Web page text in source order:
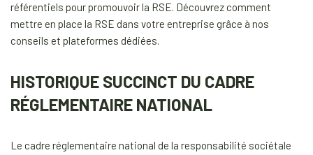
référentiels pour promouvoir la RSE. Découvrez comment
mettre en place la RSE dans votre entreprise grâce à nos
conseils et plateformes dédiées.
HISTORIQUE SUCCINCT DU CADRE
RÉGLEMENTAIRE NATIONAL
Le cadre réglementaire national de la responsabilité sociétale